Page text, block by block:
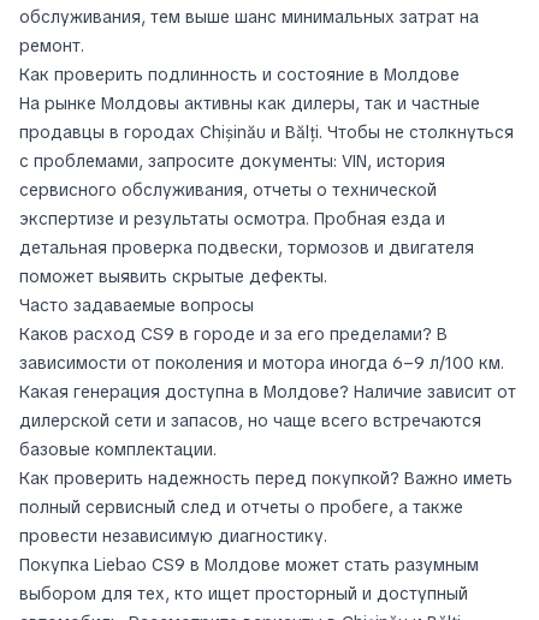
обслуживания, тем выше шанс минимальных затрат на
ремонт.
Как проверить подлинность и состояние в Молдове
На рынке Молдовы активны как дилеры, так и частные
продавцы в городах Chișinău и Bălți. Чтобы не столкнуться
с проблемами, запросите документы: VIN, история
сервисного обслуживания, отчеты о технической
экспертизе и результаты осмотра. Пробная езда и
детальная проверка подвески, тормозов и двигателя
поможет выявить скрытые дефекты.
Часто задаваемые вопросы
Каков расход CS9 в городе и за его пределами? В
зависимости от поколения и мотора иногда 6–9 л/100 км.
Какая генерация доступна в Молдове? Наличие зависит от
дилерской сети и запасов, но чаще всего встречаются
базовые комплектации.
Как проверить надежность перед покупкой? Важно иметь
полный сервисный след и отчеты о пробеге, а также
провести независимую диагностику.
Покупка Liebao CS9 в Молдове может стать разумным
выбором для тех, кто ищет просторный и доступный